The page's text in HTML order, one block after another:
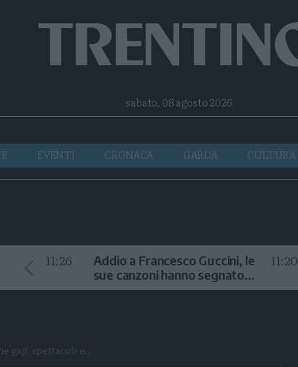
Telegram
RSSsabato, 08 agosto 2026
EVENTI CRONACA GARDA CULTURA
11:26
Addio a Francesco Guccini, le
sue canzoni hanno segnato
la storia
11:20
gap', spettacoli e...